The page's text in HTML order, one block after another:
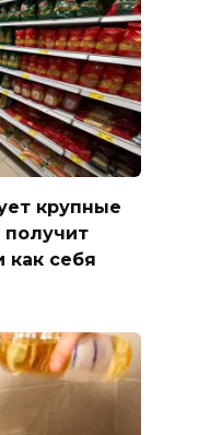
крупные
получит
как себя